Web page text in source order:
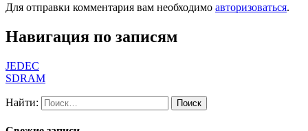
Для отправки комментария вам необходимо авторизоваться.
Навигация по записям
JEDEC
SDRAM
Найти: